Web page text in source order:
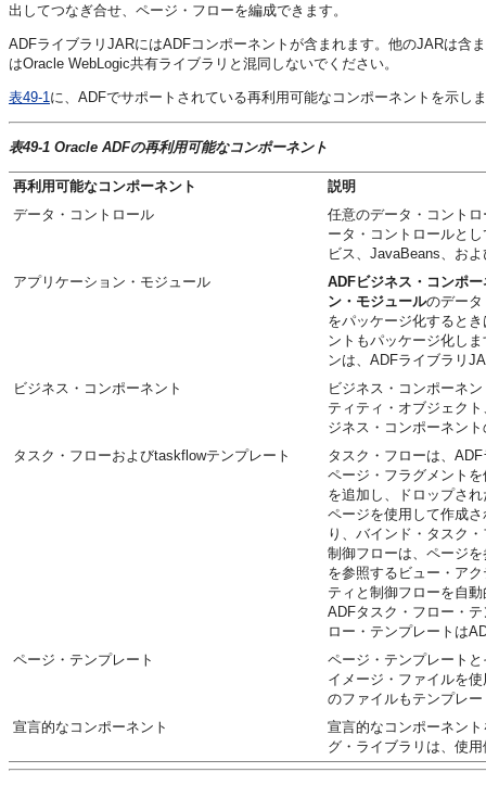
出してつなぎ合せ、ページ・フローを編成できます。
ADFライブラリJARにはADFコンポーネントが含まれます。他のJARは含
はOracle WebLogic共有ライブラリと混同しないでください。
表49-1 に、ADFでサポートされている再利用可能なコンポーネントを示し
表49-1 Oracle ADFの再利用可能なコンポーネント
再利用可能なコンポーネント
説明
データ・コントロール
任意のデータ・コント
ータ・コントロールと
ビス、JavaBeans、お
アプリケーション・モジュール
ADFビジネス・コンポー
ン・モジュールのデー
をパッケージ化すると
ントもパッケージ化し
ンは、ADFライブラリ
ビジネス・コンポーネント
ビジネス・コンポーネ
ティティ・オブジェク
ジネス・コンポーネン
タスク・フローおよびtaskflowテンプレート
タスク・フローは、
ページ・フラグメント
を追加し、ドロップさ
ページを使用して作成
り、バインド・タスク
制御フローは、ページ
を参照するビュー・ア
ティと制御フローを自
ADFタスク・フロー・
ロー・テンプレートは
ページ・テンプレート
ページ・テンプレート
イメージ・ファイルを
のファイルもテンプレ
宣言的なコンポーネント
宣言的なコンポーネン
グ・ライブラリは、使